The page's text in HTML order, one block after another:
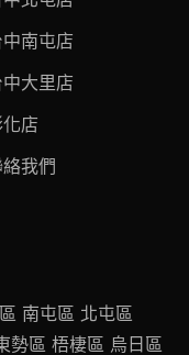
中南屯店
中大里店
店
我們
南屯區 北屯區
勢區 梧棲區 烏日區